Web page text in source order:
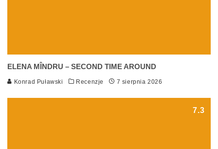
ELENA MÎNDRU – SECOND TIME AROUND
Konrad Puławski Recenzje 7 sierpnia 2026
7.3